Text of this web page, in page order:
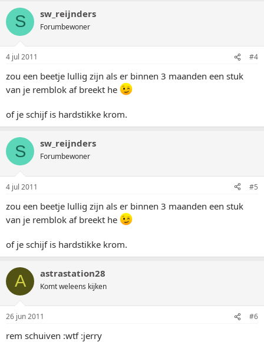
S sw_reijnders
Forumbewoner
4 jul 2011 #4
zou een beetje lullig zijn als er binnen 3 maanden een stuk
van je remblok af breekt he
of je schijf is hardstikke krom.
S sw_reijnders
Forumbewoner
4 jul 2011 #5
zou een beetje lullig zijn als er binnen 3 maanden een stuk
van je remblok af breekt he
of je schijf is hardstikke krom.
A astrastation28
Komt weleens kijken
26 jun 2011 #6
rem schuiven :wtf :jerry